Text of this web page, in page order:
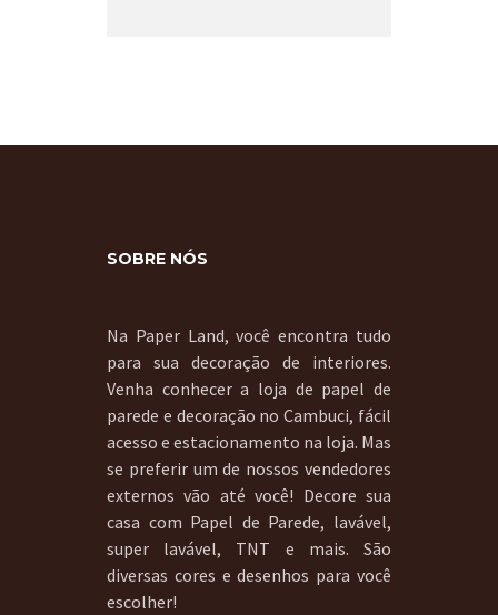
SOBRE NÓS
Na Paper Land, você encontra tudo
para sua decoração de interiores.
Venha conhecer a loja de papel de
parede e decoração no Cambuci, fácil
acesso e estacionamento na loja. Mas
se preferir um de nossos vendedores
externos vão até você! Decore sua
casa com Papel de Parede, lavável,
super lavável, TNT e mais. São
diversas cores e desenhos para você
escolher!